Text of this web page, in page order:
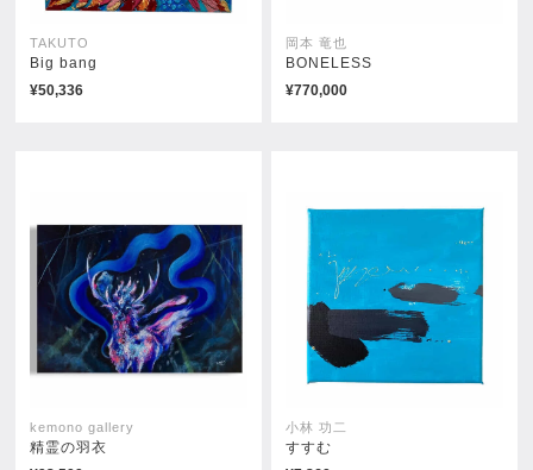
TAKUTO
Big bang
¥50,336
岡本 竜也
BONELESS
¥770,000
kemono gallery
精霊の羽衣
小林 功二
すすむ